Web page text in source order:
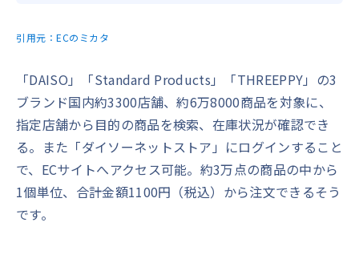
引用元：ECのミカタ
「DAISO」「Standard Products」「THREEPPY」の3
ブランド国内約3300店舗、約6万8000商品を対象に、
指定店舗から目的の商品を検索、在庫状況が確認でき
る。また「ダイソーネットストア」にログインすること
で、ECサイトへアクセス可能。約3万点の商品の中から
1個単位、合計金額1100円（税込）から注文できるそう
です。